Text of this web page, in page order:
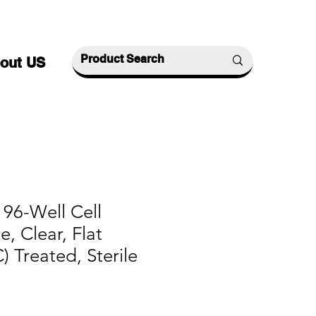
US
Well Cell
Clear, Flat
Treated, Sterile